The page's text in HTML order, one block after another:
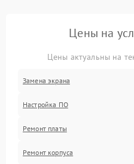
Цены на
Цены актуальны на
Замена экрана
Настройка ПО
Ремонт платы
Ремонт корпуса